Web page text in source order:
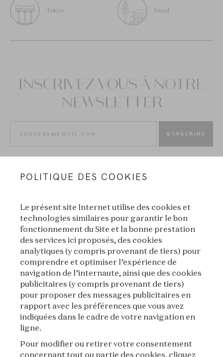
Tokyo Séoul
INSCRIVEZ-VOUS À NOTRE
NEWSLETTER
S'INSCRIRE
VAN CLEEF & ARPELS
MENTIONS LÉGALES
CONDITIONS GÉNÉRALES DE VENTE
CONDITIONS D'UTILISATION
POLITIQUE DE CONFIDENTIALITÉ
POLITIQUE DES COOKIES
Le présent site Internet utilise des cookies et
technologies similaires pour garantir le bon
fonctionnement du Site et la bonne prestation
des services ici proposés, des cookies
analytiques (y compris provenant de tiers) pour
comprendre et optimiser l’expérience de
navigation de l’internaute, ainsi que des cookies
publicitaires (y compris provenant de tiers)
pour proposer des messages publicitaires en
rapport avec les préférences que vous avez
indiquées dans le cadre de votre navigation en
ligne.
Pour modifier ou retirer votre consentement
concernant tout ou partie des cookies, cliquez